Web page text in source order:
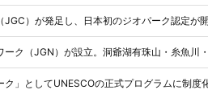
JGC）が発足し、日本初のジオパーク認定が
ーク（JGN）が設立。洞爺湖有珠山・糸魚川
ク」としてUNESCOの正式プログラムに制度